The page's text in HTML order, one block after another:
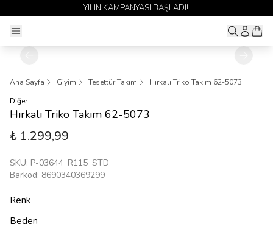
YILIN KAMPANYASI BAŞLADI!
Ana Sayfa Giyim Tesettür Takım
Hırkalı Triko Takım 62-5073
Diğer
Hırkalı Triko Takım 62-5073
₺ 1.299,99
SKU: P-03644_R115_STD
Barkod: 8690340369299
Renk
Beden